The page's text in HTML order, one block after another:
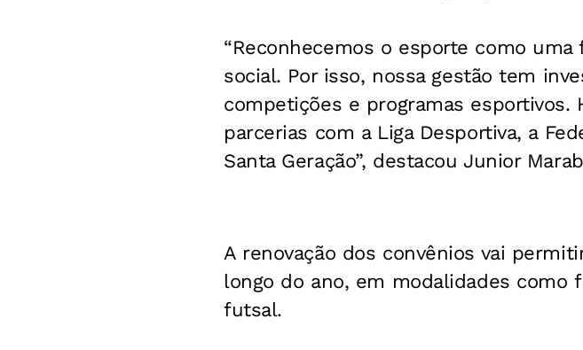
“Reconhecemos o esporte como
social. Por isso, nossa gestão tem
competições e programas
parcerias com a Liga Desportiva, a
Santa Geração”, destacou Junior
A renovação dos convênios vai
longo do ano, em modalidades como
futsal.